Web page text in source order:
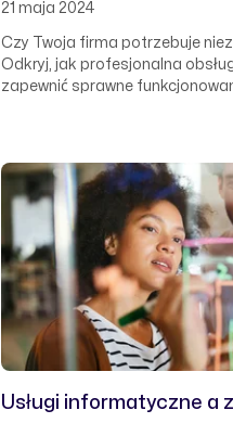
21 maja 2024
Czy Twoja firma potrzebuje
Odkryj, jak profesjonalna
zapewnić sprawne
Usługi informatyczne a